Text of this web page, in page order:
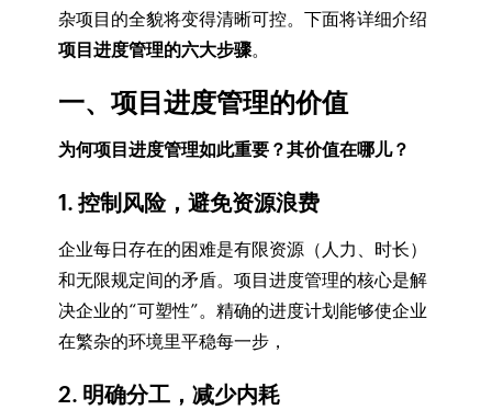
杂项目的全貌将变得清晰可控。下面将详细介绍
项目进度管理的六大步骤。
一、项目进度管理的价值
为何项目进度管理如此重要？其价值在哪儿？
1. 控制风险，避免资源浪费
企业每日存在的困难是有限资源（人力、时长）
和无限规定间的矛盾。项目进度管理的核心是解
决企业的“可塑性”。精确的进度计划能够使企业
在繁杂的环境里平稳每一步，
2. 明确分工，减少内耗